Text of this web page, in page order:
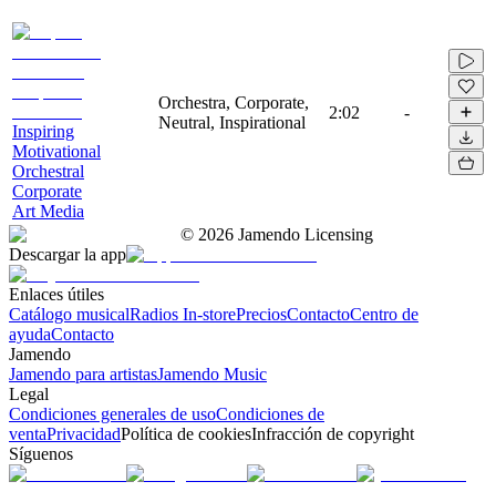
Inspiring
Motivational
Orchestral
Corporate
Art Media
Orchestra, Corporate,
Neutral, Inspirational
2:02 -
© 2026 Jamendo Licensing
Descargar la app
Enlaces útiles
Catálogo musicalRadios In-storePreciosContactoCentro de
ayudaContacto
Jamendo
Jamendo para artistasJamendo Music
Legal
Condiciones generales de usoCondiciones de
ventaPrivacidadPolítica de cookiesInfracción de copyright
Síguenos